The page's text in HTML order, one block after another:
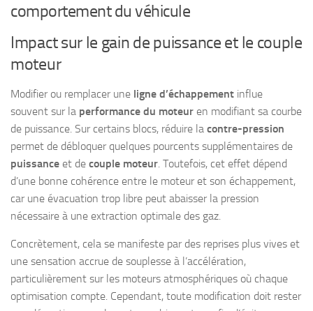
comportement du véhicule
Impact sur le gain de puissance et le couple
moteur
Modifier ou remplacer une ligne d’échappement influe
souvent sur la performance du moteur en modifiant sa courbe
de puissance. Sur certains blocs, réduire la contre-pression
permet de débloquer quelques pourcents supplémentaires de
puissance et de couple moteur . Toutefois, cet effet dépend
d’une bonne cohérence entre le moteur et son échappement,
car une évacuation trop libre peut abaisser la pression
nécessaire à une extraction optimale des gaz.
Concrètement, cela se manifeste par des reprises plus vives et
une sensation accrue de souplesse à l’accélération,
particulièrement sur les moteurs atmosphériques où chaque
optimisation compte. Cependant, toute modification doit rester